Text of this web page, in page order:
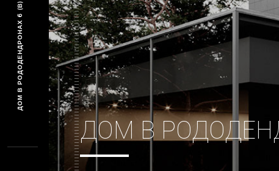
ДОМ В
ДОМ В РОДОДЕНДРОНАХ 6 (В)